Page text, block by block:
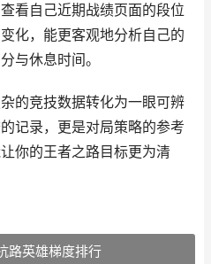
看自己近期战绩页面的段位
化，能更客观地分析自己的
与休息时间。
的竞技数据转化为一眼可辨
记录，更是对局策略的参考
你的王者之路目标更为清
路英雄梯度排行